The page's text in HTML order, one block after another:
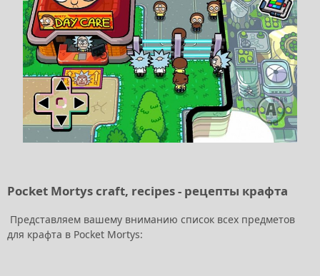
Pocket Mortys craft, recipes - рецепты крафта
Представляем вашему вниманию список всех предметов
для крафта в Pocket Mortys: